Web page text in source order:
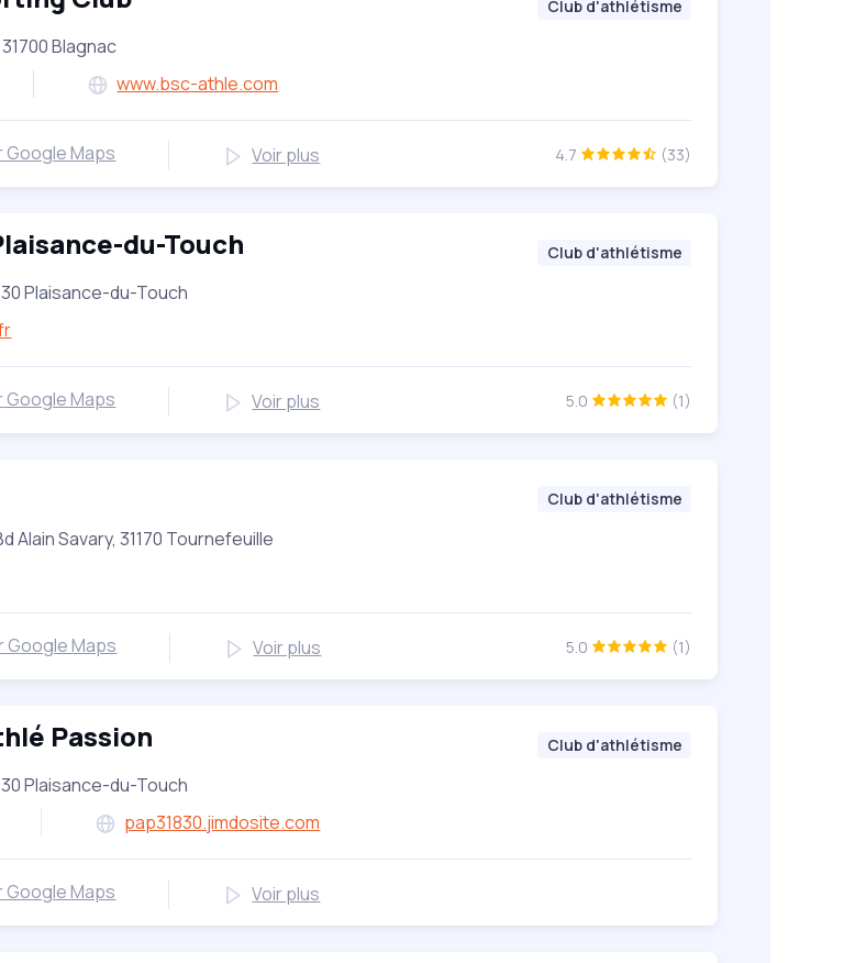
Club d'athlétisme
Blagnac
www.bsc-athle.com
Google Maps Voir plus 4.7 (33)
du-Touch Club d'athlétisme
Plaisance-du-Touch
Google Maps Voir plus 5.0 (1)
Club d'athlétisme
Alain Savary, 31170 Tournefeuille
Google Maps Voir plus 5.0 (1)
Passion Club d'athlétisme
Plaisance-du-Touch
pap31830.jimdosite.com
Google Maps Voir plus